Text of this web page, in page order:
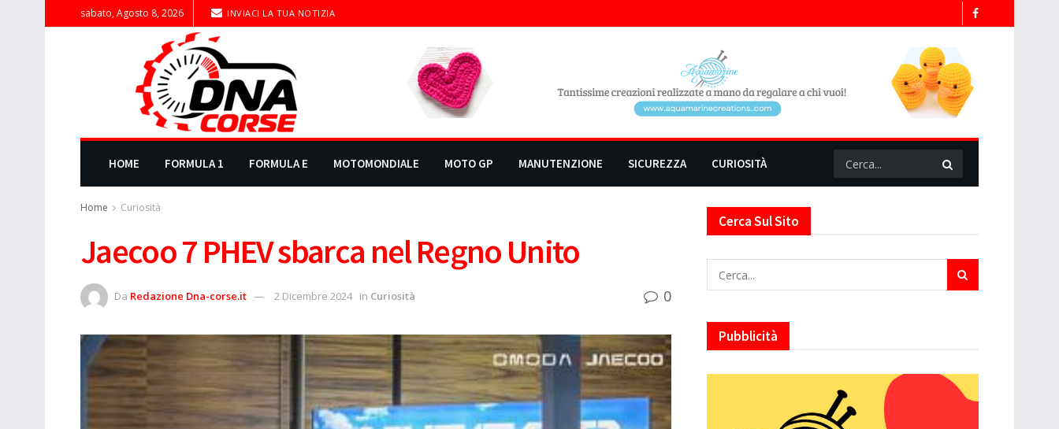
sabato, Agosto 8, 2026 INVIACI LA TUA NOTIZIA
HOME FORMULA 1 FORMULA E MOTOMONDIALE MOTO GP MANUTENZIONE SICUREZZA CURIOSITÀ
Home Curiosità
Jaecoo 7 PHEV sbarca nel Regno Unito
Da Redazione Dna-corse.it 2 Dicembre 2024 in Curiosità 0
Cerca Sul Sito
Pubblicità